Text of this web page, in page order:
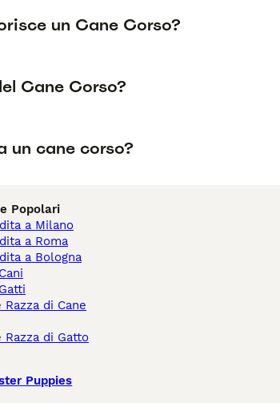
un Cane Corso?
Cane Corso?
un cane corso?
Popolari
a Milano
a Roma
a Bologna
Razza di Cane
Razza di Gatto
Puppies